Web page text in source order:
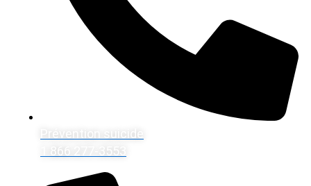
Prévention suicide
1 866 277-3553